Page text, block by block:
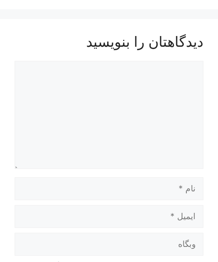
دیدگاهتان را بنویسید
ایمیل
وبگاه